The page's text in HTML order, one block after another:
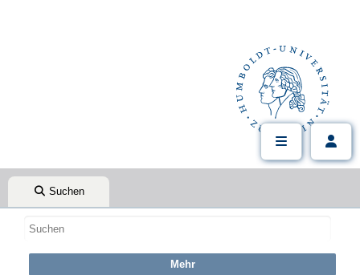
Suchen